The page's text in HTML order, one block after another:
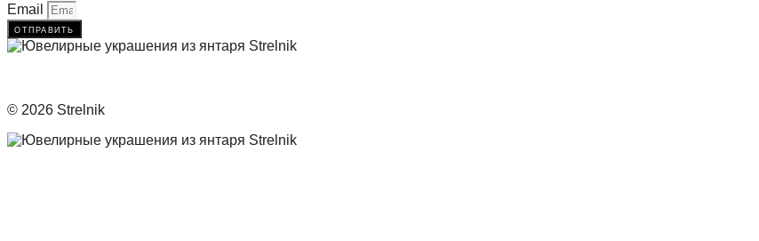
Email
отправить
© 2026 Strelnik